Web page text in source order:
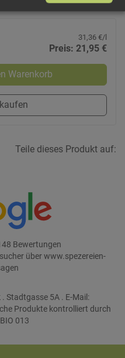
31,36 €/l
Preis: 21,95 €
Warenkorb
Teile dieses Produkt auf:
Bewertungen
über www.spezereien-
Stadtgasse 5A . E-Mail:
Produkte kontrolliert durch
013